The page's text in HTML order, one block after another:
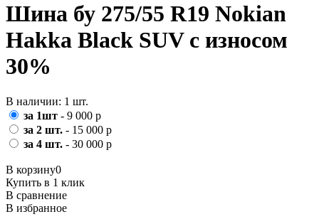
Шина бу 275/55 R19 Nokian
Hakka Black SUV с износом
30%
В наличии: 1 шт.
за 1шт - 9 000 р
за 2 шт. - 15 000 р
за 4 шт. - 30 000 р
В корзину0
Купить в 1 клик
В сравнение
В избранное